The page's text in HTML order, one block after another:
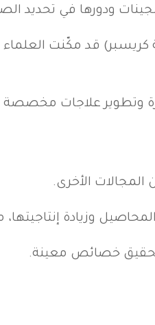
ودورها في تحديد
قد مكّنت العلماء
وتطوير علاجات مخصصة
الأخرى.
وزيادة
وتحقيق خصائص معينة.